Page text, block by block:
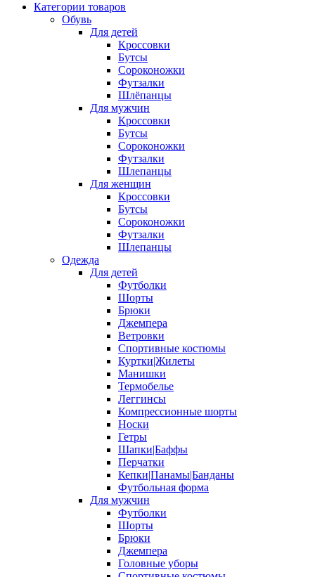
Категории товаров
Обувь
Для детей
Кроссовки
Бутсы
Сороконожки
Футзалки
Шлёпанцы
Для мужчин
Кроссовки
Бутсы
Сороконожки
Футзалки
Шлепанцы
Для женщин
Кроссовки
Бутсы
Сороконожки
Футзалки
Шлепанцы
Одежда
Для детей
Футболки
Шорты
Брюки
Джемпера
Ветровки
Спортивные костюмы
Куртки|Жилеты
Манишки
Термобелье
Леггинсы
Компрессионные шорты
Носки
Гетры
Шапки|Баффы
Перчатки
Кепки|Панамы|Банданы
Футбольная форма
Для мужчин
Футболки
Шорты
Брюки
Джемпера
Головные уборы